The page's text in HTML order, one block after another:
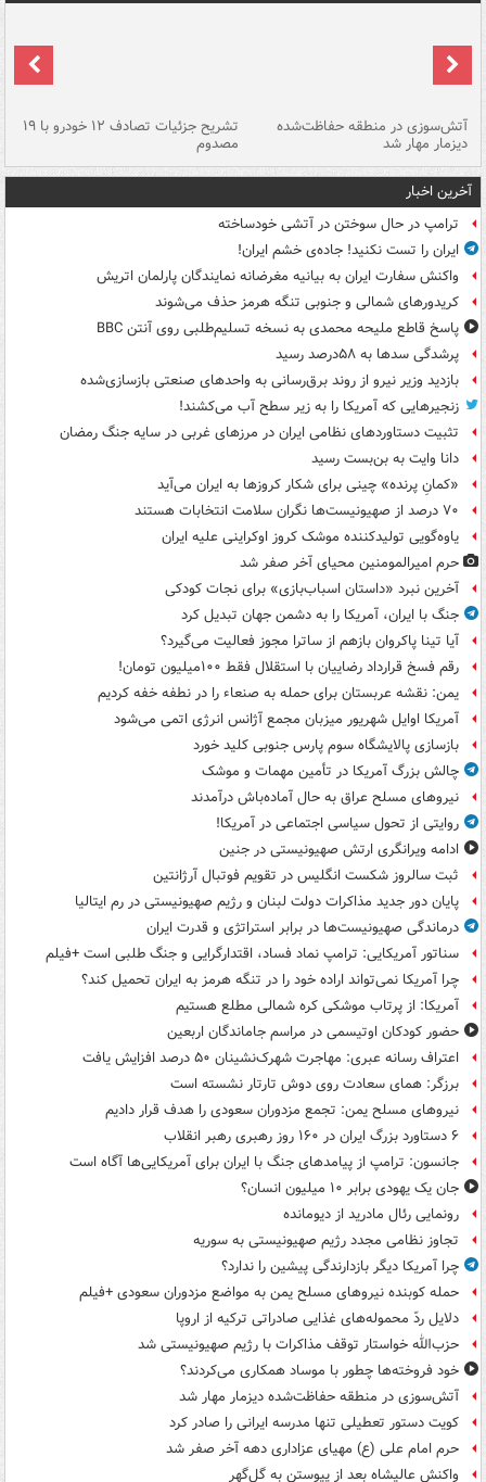
آتش‌سوزی در منطقه حفاظت‌شده
دیزمار مهار شد
تشریح جزئیات تصادف ۱۲ خودرو با ۱۹
مصدوم
آخرین اخبار
ترامپ در حال سوختن در آتشی خودساخته
ایران را تست نکنید! جاده‌ی خشم ایران!
واکنش سفارت ایران به بیانیه مغرضانه نمایندگان پارلمان اتریش
کریدورهای شمالی و جنوبی تنگه هرمز حذف می‌شوند
پاسخ قاطع ملیحه محمدی به نسخه تسلیم‌طلبی روی آنتن BBC
پرشدگی سدها به ۵۸درصد رسید
بازدید وزیر نیرو از روند برق‌رسانی به واحدهای صنعتی بازسازی‌شده
زنجیرهایی که آمریکا را به زیر سطح آب می‌کشند!
تثبیت دستاوردهای نظامی ایران در مرزهای غربی در سایه جنگ رمضان
دانا وایت به بن‌بست رسید
«کمانِ پرنده» چینی برای شکار کروزها به ایران می‌آید
۷۰ درصد از صهیونیست‌ها نگران سلامت انتخابات هستند
یاوه‌گویی تولیدکننده موشک کروز اوکراینی علیه ایران
حرم امیرالمومنین محیای آخر صفر شد
آخرین نبرد «داستان اسباب‌بازی» برای نجات کودکی
جنگ با ایران، آمریکا را به دشمن جهان تبدیل کرد
آیا تینا پاکروان بازهم از ساترا مجوز فعالیت می‌گیرد؟
رقم فسخ قرارداد رضاییان با استقلال فقط ۱۰۰میلیون تومان!
یمن: نقشه عربستان برای حمله به صنعاء را در نطفه خفه کردیم
آمریکا اوایل شهریور میزبان مجمع آژانس انرژی اتمی می‌شود
بازسازی پالایشگاه سوم پارس جنوبی کلید خورد
چالش بزرگ آمریکا در تأمین مهمات و موشک
نیروهای مسلح عراق به حال آماده‌باش درآمدند
روایتی از تحول سیاسی اجتماعی در آمریکا!
ادامه ویرانگری ارتش صهیونیستی در جنین
ثبت سالروز شکست انگلیس در تقویم فوتبال آرژانتین
پایان دور جدید مذاکرات دولت لبنان و رژیم صهیونیستی در رم ایتالیا
درماندگی صهیونیست‌ها در برابر استراتژی و قدرت ایران
سناتور آمریکایی: ترامپ نماد فساد، اقتدارگرایی و جنگ طلبی است +فیلم
چرا آمریکا نمی‌تواند اراده خود را در تنگه هرمز به ایران تحمیل کند؟
آمریکا: از پرتاب موشکی کره شمالی مطلع هستیم
حضور کودکان اوتیسمی در مراسم جاماندگان اربعین
اعتراف رسانه عبری: مهاجرت شهرک‌نشینان ۵۰ درصد افزایش یافت
برزگر: همای سعادت روی دوش تارتار نشسته است
نیروهای مسلح یمن: تجمع مزدوران سعودی را هدف قرار دادیم
۶ دستاورد بزرگ ایران در ۱۶۰ روز رهبری رهبر انقلاب
جانسون: ترامپ از پیامدهای جنگ با ایران برای آمریکایی‌ها آگاه است
جان یک یهودی برابر ۱۰ میلیون انسان؟
رونمایی رئال مادرید از دیومانده
تجاوز نظامی مجدد رژیم صهیونیستی به سوریه
چرا آمریکا دیگر بازدارندگی پیشین را ندارد؟
حمله کوبنده نیروهای مسلح یمن به مواضع مزدوران سعودی +فیلم
دلایل ردّ محموله‌های غذایی صادراتی ترکیه از اروپا
حزب‌الله خواستار توقف مذاکرات با رژیم صهیونیستی شد
خود فروخته‌ها چطور با موساد همکاری می‌کردند؟
آتش‌سوزی در منطقه حفاظت‌شده دیزمار مهار شد
کویت دستور تعطیلی تنها مدرسه ایرانی را صادر کرد
حرم امام علی (ع) مهیای عزاداری دهه آخر صفر شد
واکنش عالیشاه بعد از پیوستن به گل‌گهر